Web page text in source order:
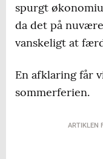
spurgt
da det på
vanskeligt at
En afklaring får
sommerferien.
ARTIKLEN